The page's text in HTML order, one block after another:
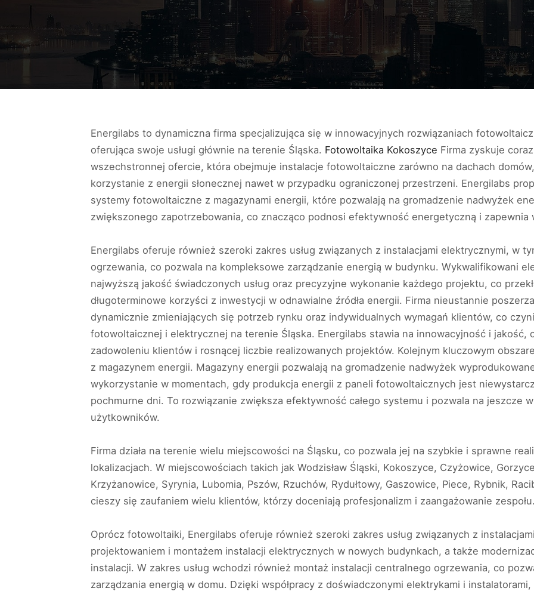
Energilabs to dynamiczna firma specjalizująca się w innowacyjnych rozwiązaniach
oferująca swoje usługi głównie na terenie Śląska. Fotowoltaika Kokoszyce Firma zyskuje
wszechstronnej ofercie, która obejmuje instalacje fotowoltaiczne zarówno na dachach
korzystanie z energii słonecznej nawet w przypadku ograniczonej przestrzeni. Energilabs
systemy fotowoltaiczne z magazynami energii, które pozwalają na gromadzenie nadwyżek
zwiększonego zapotrzebowania, co znacząco podnosi efektywność energetyczną i
Energilabs oferuje również szeroki zakres usług związanych z instalacjami elektrycznymi, w
ogrzewania, co pozwala na kompleksowe zarządzanie energią w budynku. Wykwalifikowani
najwyższą jakość świadczonych usług oraz precyzyjne wykonanie każdego projektu, co
długoterminowe korzyści z inwestycji w odnawialne źródła energii. Firma nieustannie
dynamicznie zmieniających się potrzeb rynku oraz indywidualnych wymagań klientów, co
fotowoltaicznej i elektrycznej na terenie Śląska. Energilabs stawia na innowacyjność i jakość,
zadowoleniu klientów i rosnącej liczbie realizowanych projektów. Kolejnym kluczowym
z magazynem energii. Magazyny energii pozwalają na gromadzenie nadwyżek
wykorzystanie w momentach, gdy produkcja energii z paneli fotowoltaicznych jest
pochmurne dni. To rozwiązanie zwiększa efektywność całego systemu i pozwala na jeszcze
użytkowników.
Firma działa na terenie wielu miejscowości na Śląsku, co pozwala jej na szybkie i sprawne
lokalizacjach. W miejscowościach takich jak Wodzisław Śląski, Kokoszyce, Czyżowice,
Krzyżanowice, Syrynia, Lubomia, Pszów, Rzuchów, Rydułtowy, Gaszowice, Piece, Rybnik,
cieszy się zaufaniem wielu klientów, którzy doceniają profesjonalizm i zaangażowanie zespołu.
Oprócz fotowoltaiki, Energilabs oferuje również szeroki zakres usług związanych z
projektowaniem i montażem instalacji elektrycznych w nowych budynkach, a także
instalacji. W zakres usług wchodzi również montaż instalacji centralnego ogrzewania, co
zarządzania energią w domu. Dzięki współpracy z doświadczonymi elektrykami i